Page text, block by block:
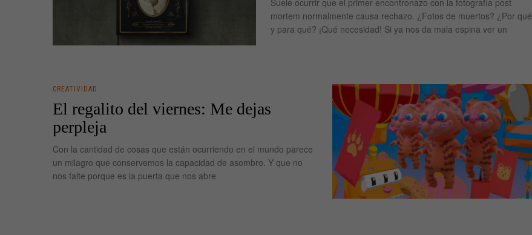
mortem normalmente causa rechazo. ¿Fotos de muertos? ¿Por qué
y para qué? ¡Qué necesidad! Si ya nos da mala espina ver un
CREATIVIDAD
El regalito del viernes: Me dejas
perpleja
Con la cantidad de cosas que están ocurriendo en el mundo parece
un milagro que conservemos la capacidad de asombro. Y que no
nos falte porque es la puerta que nos abre